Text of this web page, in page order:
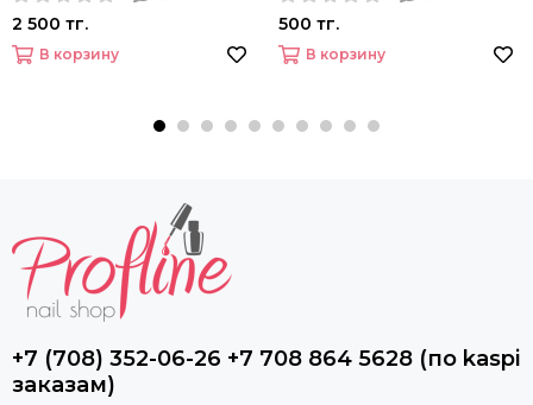
2 500 тг.
В корзину
500 тг.
В корзину
+7 (708) 352-06-26 +7 708 864 5628 (по kaspi
заказам)